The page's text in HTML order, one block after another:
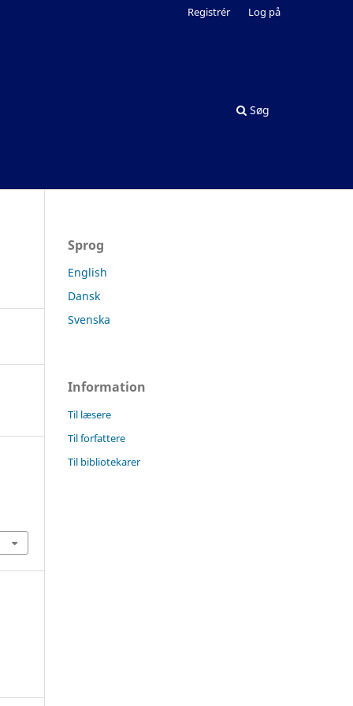
Søg
Registrér Log på
Sprog
English
Dansk
Svenska
Information
Til læsere
Til forfattere
Til bibliotekarer